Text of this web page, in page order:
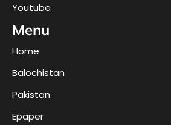
Youtube
Menu
Home
Balochistan
Pakistan
Epaper